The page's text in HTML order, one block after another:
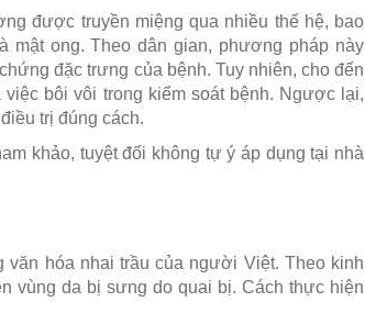
được truyền miệng qua nhiều thế hệ, bao
mật ong. Theo dân gian, phương pháp này
đặc trưng của bệnh. Tuy nhiên, cho đến
bôi vôi trong kiểm soát bệnh. Ngược lại,
trị đúng cách.
khảo, tuyệt đối không tự ý áp dụng tại nhà
văn hóa nhai trầu của người Việt. Theo kinh
vùng da bị sưng do quai bị. Cách thực hiện